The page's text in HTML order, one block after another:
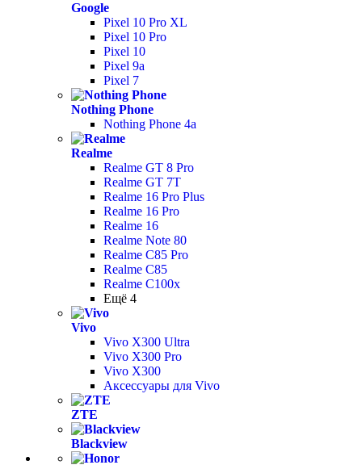
Google
Pixel 10 Pro XL
Pixel 10 Pro
Pixel 10
Pixel 9a
Pixel 7
Nothing Phone
Nothing Phone 4a
Realme
Realme GT 8 Pro
Realme GT 7T
Realme 16 Pro Plus
Realme 16 Pro
Realme 16
Realme Note 80
Realme C85 Pro
Realme C85
Realme C100x
Ещё 4
Vivo
Vivo X300 Ultra
Vivo X300 Pro
Vivo X300
Аксессуары для Vivo
ZTE
Blackview